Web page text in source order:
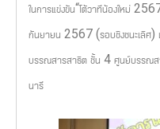
ในการแข่งขัน“โต้วาทีน้องใหม่
กันยายน 2567 (รอบชิงชนะเลิ
บรรณสารสาธิต ชั้น 4 ศูนย์บรรณส
นารี